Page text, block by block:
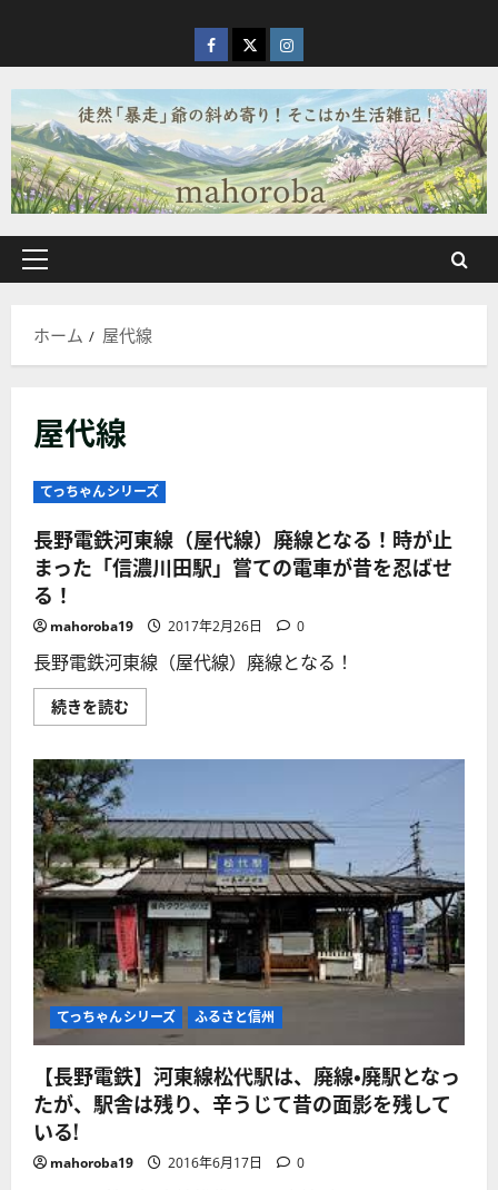
を
ス
キ
ッ
プ
facebook
X Instagram
メ
ン
ー
ホーム 屋代線
屋代線
てっちゃんシリーズ
長野電鉄河東線（屋代線）廃線となる！時が止
まった「信濃川田駅」嘗ての電車が昔を忍ばせ
る！
mahoroba19 2017年2月26日 0
長野電鉄河東線（屋代線）廃線となる！
続きを読む
野
河
東
（屋
代
線）
廃
線
と
な
る！
時
が
止
ま
っ
た
「信
濃
川
田
駅」
嘗
電
車
てっちゃんシリーズ ふるさと信州
【長野電鉄】河東線松代駅は、廃線・廃駅となっ
たが、駅舎は残り、辛うじて昔の面影を残して
いる!
mahoroba19 2016年6月17日 0